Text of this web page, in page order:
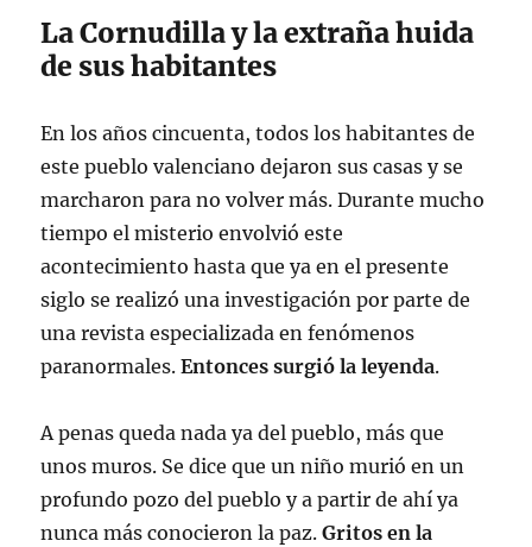
La Cornudilla y la extraña huida
de sus habitantes
En los años cincuenta, todos los habitantes de
este pueblo valenciano dejaron sus casas y se
marcharon para no volver más. Durante mucho
tiempo el misterio envolvió este
acontecimiento hasta que ya en el presente
siglo se realizó una investigación por parte de
una revista especializada en fenómenos
paranormales.Entonces surgió la leyenda.
A penas queda nada ya del pueblo, más que
unos muros. Se dice que un niño murió en un
profundo pozo del pueblo y a partir de ahí ya
nunca más conocieron la paz.Gritos en la